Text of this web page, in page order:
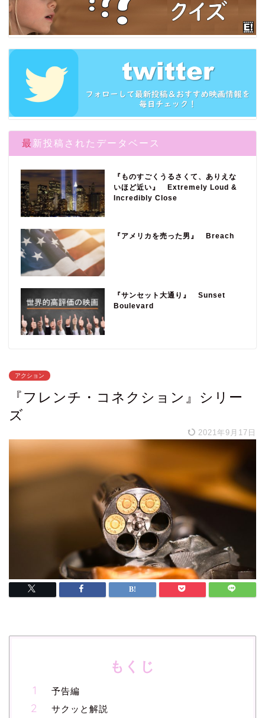
最新投稿されたデータベース
『ものすごくうるさくて、ありえな
いほど近い』 Extremely Loud &
Incredibly Close
『アメリカを売った男』 Breach
『サンセット大通り』 Sunset
Boulevard
アクション
『フレンチ・コネクション』シリー
ズ
2021年9月17日
もくじ
予告編
サクッと解説